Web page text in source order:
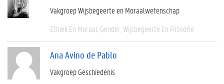
Vakgroep Wijsbegeerte en Moraalwetenschap
Ethiek En Moraal Gender Wijsbegeerte En Filosofie
Ana Avino de Pablo
Vakgroep Geschiedenis